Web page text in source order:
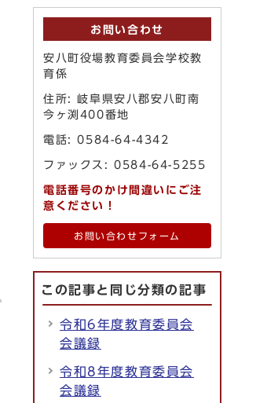
お問い合わせ
安八町役場教育委員会学校教
育係
住所: 岐阜県安八郡安八町南
今ヶ渕400番地
電話: 0584-64-4342
ファックス: 0584-64-5255
電話番号のかけ間違いにご注
意ください！
お問い合わせフォーム
この記事と同じ分類の記事
令和6年度教育委員会
会議録
令和8年度教育委員会
会議録